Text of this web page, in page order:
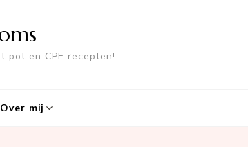
pot en CPE recepten!
Over mij